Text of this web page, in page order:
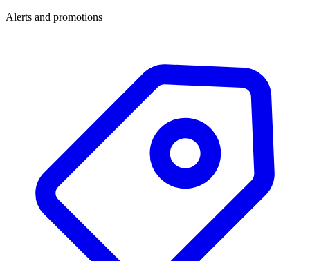
Alerts and promotions